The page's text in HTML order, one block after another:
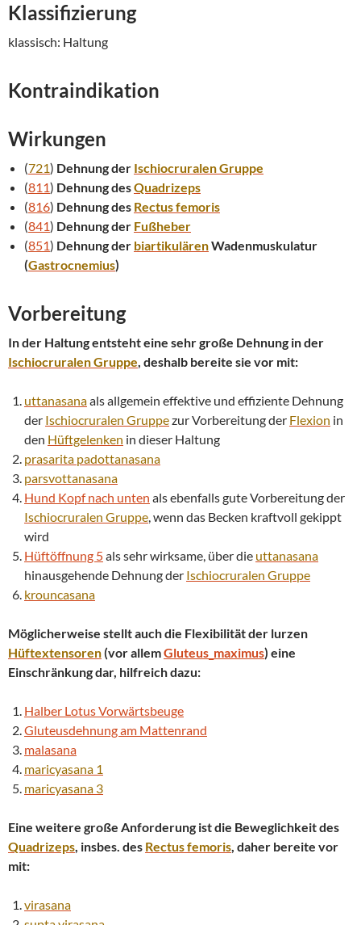
Klassifizierung
klassisch: Haltung
Kontraindikation
Wirkungen
(721) Dehnung der Ischiocruralen Gruppe
(811) Dehnung desQuadrizeps
(816) Dehnung des Rectus femoris
(841) Dehnung der Fußheber
(851) Dehnung der biartikulärenWadenmuskulatur
(Gastrocnemius)
Vorbereitung
In der Haltung entsteht eine sehr große Dehnung in der
Ischiocruralen Gruppe, deshalb bereite sie vor mit:
uttanasanaals allgemein effektive und effiziente Dehnung
der Ischiocruralen Gruppezur Vorbereitung der Flexion in
den Hüftgelenken in dieser Haltung
prasarita padottanasana
parsvottanasana
Hund Kopf nach unten als ebenfalls gute Vorbereitung der
Ischiocruralen Gruppe, wenn das Becken kraftvoll gekippt
wird
Hüftöffnung 5als sehr wirksame, über die uttanasana
hinausgehende Dehnung der Ischiocruralen Gruppe
krouncasana
Möglicherweise stellt auch die Flexibilität der lurzen
Hüftextensoren(vor allemGluteus_maximus) eine
Einschränkung dar, hilfreich dazu:
Halber Lotus Vorwärtsbeuge
Gluteusdehnung am Mattenrand
malasana
maricyasana 1
maricyasana 3
Eine weitere große Anforderung ist die Beweglichkeit des
Quadrizeps, insbes. des Rectus femoris, daher bereite vor
mit:
virasana